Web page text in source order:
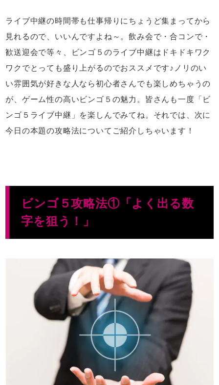
ライブ中継の時間帯も仕事帰りにちょうど集まってから
見れるので、いいんですよね～。飲み会で・合コンで・
歓送迎会で等々、ビンゴ５のライブ中継はドキドキワク
ワクでとっても盛り上がるのでおススメです♪ノリのい
い雰囲気が好きな人なら初心者さんでも楽しめちゃうの
が、ゲーム性の高いビンゴ５の魅力。皆さんも一度「ビ
ンゴ５ライブ中継」を楽しんでみてね。それでは、次に
今日の本題の攻略法についてご紹介しちゃいます！
ビンゴ５攻略法①「よく出る数
字を狙う！」